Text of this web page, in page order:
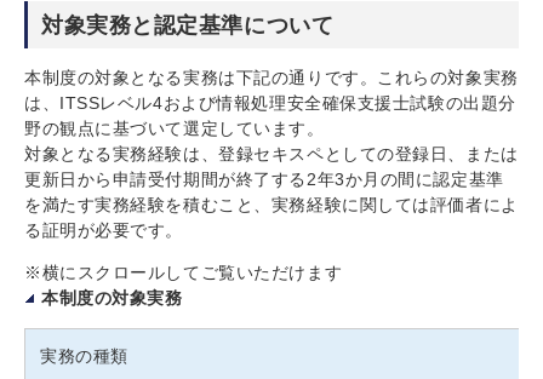
対象実務と認定基準について
本制度の対象となる実務は下記の通りです。これらの対象実務
は、ITSSレベル4および情報処理安全確保支援士試験の出題分
野の観点に基づいて選定しています。
対象となる実務経験は、登録セキスペとしての登録日、または
更新日から申請受付期間が終了する2年3か月の間に認定基準
を満たす実務経験を積むこと、実務経験に関しては評価者によ
る証明が必要です。
※横にスクロールしてご覧いただけます
本制度の対象実務
実務の種類